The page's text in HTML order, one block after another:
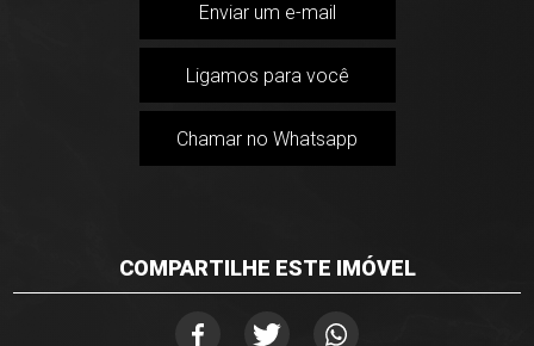
Enviar um e-mail
Ligamos para você
Chamar no Whatsapp
COMPARTILHE ESTE IMÓVEL